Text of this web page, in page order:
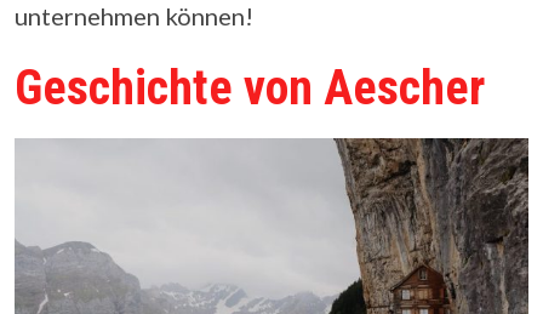
unternehmen können!
Geschichte von Aescher